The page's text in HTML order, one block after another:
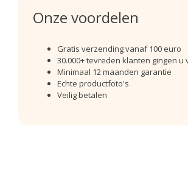
Onze voordelen
Gratis verzending vanaf 100 euro
30.000+ tevreden klanten gingen u
Minimaal 12 maanden garantie
Echte productfoto's
Veilig betalen